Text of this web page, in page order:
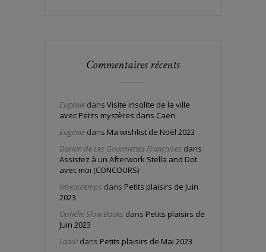
Commentaires récents
Eugénie dans Visite insolite de la ville
avec Petits mystères dans Caen
Eugénie dans Ma wishlist de Noël 2023
Dorian de Les Gourmettes Françaises dans
Assistez à un Afterwork Stella and Dot
avec moi (CONCOURS)
lebeautemps dans Petits plaisirs de Juin
2023
Ophélie Slow Books dans Petits plaisirs de
Juin 2023
Laadi dans Petits plaisirs de Mai 2023